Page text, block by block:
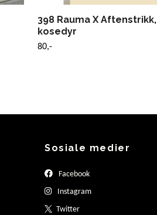
398 Rauma X Aftenstrikk,
kosedyr
80,-
Sosiale medier
Facebook
Instagram
Twitter